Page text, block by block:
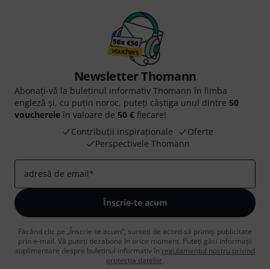
Newsletter Thomann
Abonați-vă la buletinul informativ Thomann în limba
engleză și, cu puțin noroc, puteți câștiga unul dintre 50
voucherele în valoare de 50 € fiecare!
Contribuții inspiraționale
Oferte
Perspectivele Thomann
adresă de email*
Înscrie-te acum
Făcând clic pe „Înscrie-te acum”, sunteți de acord să primiți publicitate
prin e-mail. Vă puteți dezabona în orice moment. Puteți găsi informații
suplimentare despre buletinul informativ în regulamentul nostru privind
protecția datelor.